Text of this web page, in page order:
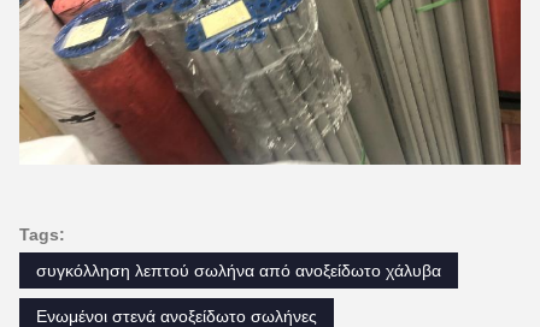
Tags:
συγκόλληση λεπτού σωλήνα από ανοξείδωτο χάλυβα
Ενωμένοι στενά ανοξείδωτο σωλήνες